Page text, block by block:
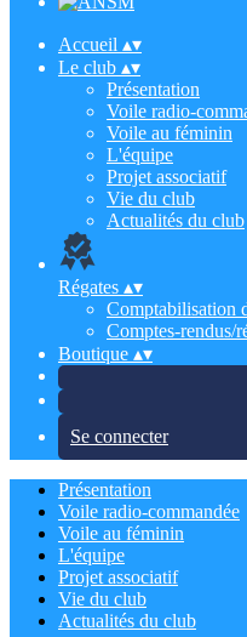
Accueil ▴▾
Le club ▴▾
Présentation
Voile radio-
Voile au féminin
L'équipe
Projet associatif
Vie du club
Actualités du club
Régates ▴▾
Comptabilisation
Comptes-rendus/
Boutique ▴▾
Se connecter
Présentation
Voile radio-commandée
Voile au féminin
L'équipe
Projet associatif
Vie du club
Actualités du club